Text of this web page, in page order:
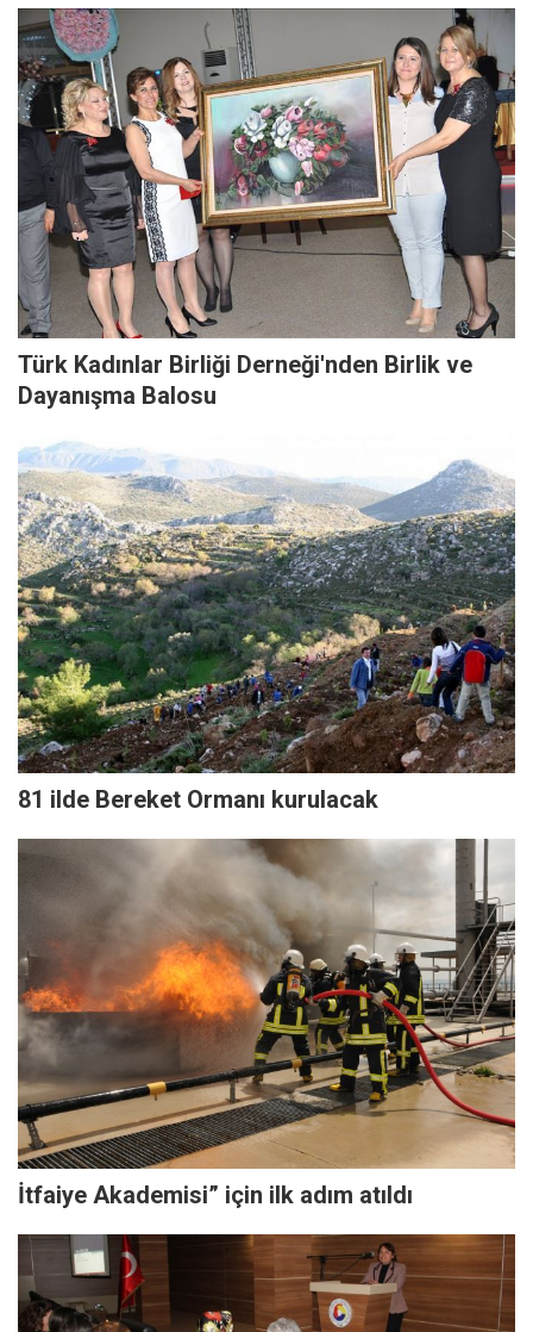
Türk Kadınlar Birliği Derneği'nden Birlik ve
Dayanışma Balosu
81 ilde Bereket Ormanı kurulacak
İtfaiye Akademisi” için ilk adım atıldı